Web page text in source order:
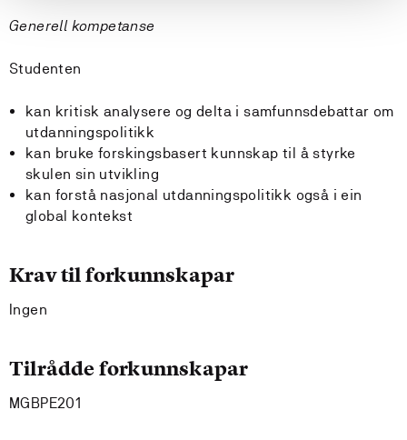
Generell kompetanse
Studenten
kan kritisk analysere og delta i samfunnsdebattar om
utdanningspolitikk
kan bruke forskingsbasert kunnskap til å styrke
skulen sin utvikling
kan forstå nasjonal utdanningspolitikk også i ein
global kontekst
Krav til forkunnskapar
Ingen
Tilrådde forkunnskapar
MGBPE201